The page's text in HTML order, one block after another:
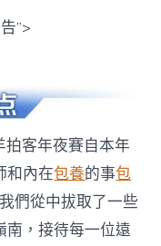
”>
拍客年夜賽自本年
和內在包養的事包
們從中拔取了一些
南，接待每一位遠